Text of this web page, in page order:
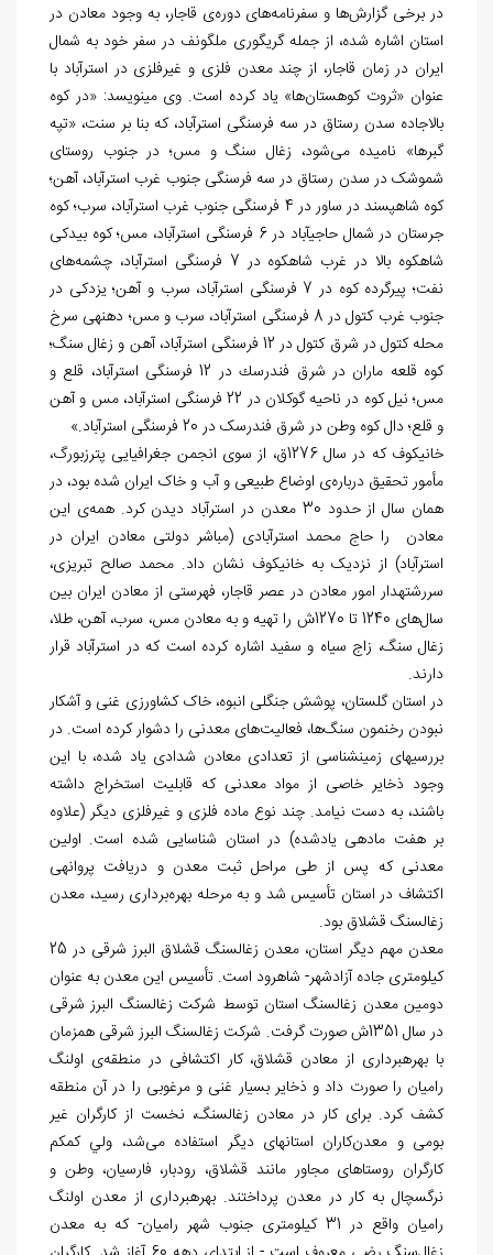
در برخی گزارش‌ها و سفرنامه‌های دوره‌ی قاجار، به وجود معادن در
استان اشاره شده، از جمله گریگوری ملگونف در سفر خود به شمال
ایران در زمان قاجار، از چند معدن فلزی و غیرفلزی در استرآباد با
عنوان «ثروت کوهستان‌ها» یاد کرده است. وی می‎نویسد: «در کوه
بالاجاده سدن رستاق در سه فرسنگی استرآباد، که بنا بر سنت، «تپه
گبرها» نامیده می‌شود، زغال سنگ و مس؛ در جنوب روستای
شموشک در سدن رستاق در سه فرسنگی جنوب غرب استرآباد، آهن؛
کوه شاه‏پسند در ساور در 4 فرسنگی جنوب غرب استرآباد، سرب؛ کوه
جرستان در شمال حاجی‎آباد در 6 فرسنگی استرآباد، مس؛ کوه بیدکی
شاهکوه بالا در غرب شاهکوه در 7 فرسنگی استرآباد، چشمه‌های
نفت؛ پیرگرده کوه در 7 فرسنگی استرآباد، سرب و آهن؛ یزدکی در
جنوب غرب کتول در 8 فرسنگی استرآباد، سرب و مس؛ دهنه‎ی سرخ
محله کتول در شرق کتول در 12 فرسنگی استرآباد، آهن و زغال سنگ؛
کوه قلعه ماران در شرق فندرسك در 12 فرسنگی استرآباد، قلع و
مس؛ نیل کوه در ناحیه گوکلان در 22 فرسنگی استرآباد، مس و آهن
و قلع؛ دال کوه وطن در شرق فندرسک در 20 فرسنگی استرآباد.»
خانیکوف که در سال 1276ق، از سوی انجمن جغرافیایی پترزبورگ،
مأمور تحقیق درباره‌ی اوضاع طبیعی و آب و خاک ایران شده بود، در
همان سال از حدود 30 معدن در استرآباد دیدن کرد. همه‌ی این
معادن را حاج محمد استرآبادی (مباشر دولتی معادن ایران در
استرآباد) از نزدیک به خانیکوف نشان داد. محمد صالح تبریزی،
سررشته‏دار امور معادن در عصر قاجار، فهرستی از معادن ایران بین
سال‌های 1240 تا 1270ش را تهیه و به معادن مس، سرب، آهن، طلا،
زغال سنگ، زاج سیاه و سفید اشاره کرده است که در استرآباد قرار
دارند.
در استان گلستان، پوشش جنگلی انبوه، خاک کشاورزی غنی و آشکار
نبودن رخنمون سنگ‌ها، فعالیت‌های معدنی را دشوار کرده است. در
بررسی‎های زمین‏شناسی از تعدادی معادن شدادی یاد شده، با این
وجود ذخایر خاصی از مواد معدنی که قابلیت استخراج داشته
باشند، به دست نیامد. چند نوع ماده فلزی و غیرفلزی دیگر (علاوه
بر هفت ماده‏ی یادشده) در استان شناسایی شده است. اولین
معدنی که پس از طی مراحل ثبت معدن و دريافت پروانه‎ی
اکتشاف در استان تأسیس شد و به مرحله بهره‌برداری رسید، معدن
زغال‏سنگ قشلاق بود.
معدن مهم دیگر استان، معدن زغال‏سنگ قشلاق البرز شرقی در 25
کیلومتری جاده آزادشهر- شاهرود است. تأسیس این معدن به عنوان
دومین معدن زغال‏سنگ استان توسط شرکت زغال‏سنگ البرز شرقی
در سال 1351‌ش صورت گرفت. شرکت زغال‏سنگ البرز شرقی هم‎زمان
با بهره‎برداری از معادن قشلاق، کار اکتشافی در منطقه‌ی اولنگ
رامیان را صورت داد و ذخایر بسیار غنی و مرغوبی را در آن منطقه
کشف کرد. برای کار در معادن زغال‏سنگ، نخست از کارگران غیر
بومی و معدن‌کاران استان‎های دیگر استفاده می‌شد، ولي کم‎کم
کارگران روستاهای مجاور مانند قشلاق، رودبار، فارسیان، وطن و
نرگس‏چال به کار در معدن پرداختند. بهره‏برداری از معدن اولنگ
رامیان واقع در 31 کیلومتری جنوب شهر رامیان- که به معدن